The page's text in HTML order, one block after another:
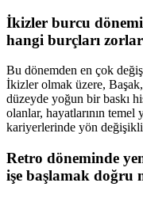
İkizler burcu
hangi burçları
Bu dönemden en çok
İkizler olmak üzere,
düzeyde yoğun bir baskı
olanlar, hayatlarının temel
kariyerlerinde yön
Retro döneminde
işe başlamak doğru